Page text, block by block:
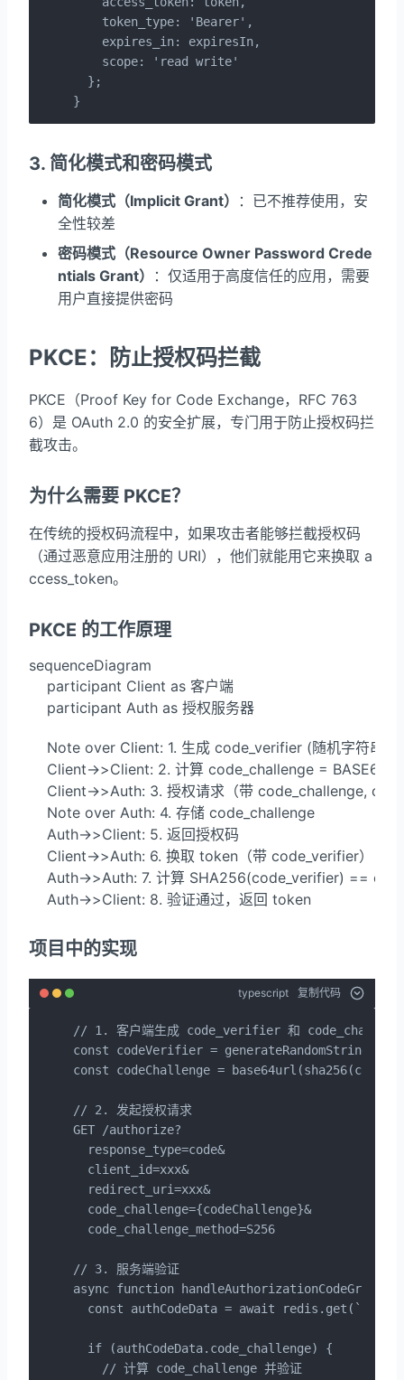
    token_type: 'Bearer',
    expires_in: expiresIn,
    scope: 'read write'
  };
}
3. 简化模式和密码模式
简化模式（Implicit Grant）
：已不推荐使用，安
全性较差
密码模式（Resource Owner Password Crede
ntials Grant）
：仅适用于高度信任的应用，需要
用户直接提供密码
PKCE：防止授权码拦截
PKCE（Proof Key for Code Exchange，RFC 763
6）是 OAuth 2.0 的安全扩展，专门用于防止授权码拦
截攻击。
为什么需要 PKCE？
在传统的授权码流程中，如果攻击者能够拦截授权码
（通过恶意应用注册的 URI），他们就能用它来换取 a
ccess_token。
PKCE 的工作原理
sequenceDiagram
    participant Client as 客户端
    participant Auth as 授权服务器
    Note over Client: 1. 生成 code_verifier (随机字符串)
Client->>Client: 2. 计算 code_challenge =
Client->>Auth: 3. 授权请求（带 code_challenge,
    Note over Auth: 4. 存储 code_challenge
    Auth->>Client: 5. 返回授权码
    Client->>Auth: 6. 换取 token（带 code_verifier）
Auth->>Auth: 7. 计算 SHA256(code_verifier) ==
    Auth->>Client: 8. 验证通过，返回 token
项目中的实现
typescript 复制代码
// 1. 客户端生成 code_verifier 和
const codeVerifier = generateRandomString();
const codeChallenge =
// 2. 发起授权请求
GET /authorize?
  response_type=code&
  client_id=xxx&
  redirect_uri=xxx&
  code_challenge={codeChallenge}&
  code_challenge_method=S256
// 3. 服务端验证
async function
const authCodeData = await
  if (authCodeData.code_challenge) {
    // 计算 code_challenge 并验证